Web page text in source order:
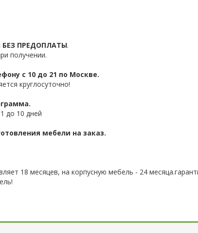
БЕЗ ПРЕДОПЛАТЫ.
получении.
с 10 до 21 по Москве.
круглосуточно!
до 10 дней
мебели на заказ.
18 месяцев, на корпусную мебель - 24